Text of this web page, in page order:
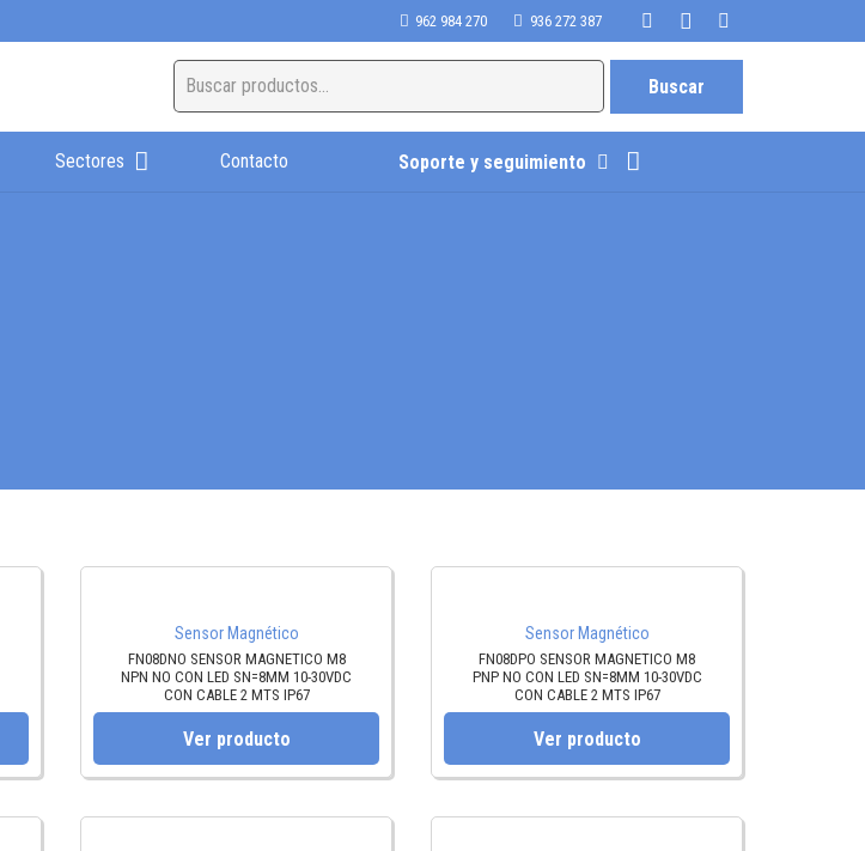
962 984 270 936 272 387
Sectores Contacto Soporte y seguimiento
Sensor Magnético
FN08DNO SENSOR MAGNETICO M8
NPN NO CON LED SN=8MM 10-30VDC
CON CABLE 2 MTS IP67
Ver producto
Sensor Magnético
FN08DPO SENSOR MAGNETICO M8
PNP NO CON LED SN=8MM 10-30VDC
CON CABLE 2 MTS IP67
Ver producto